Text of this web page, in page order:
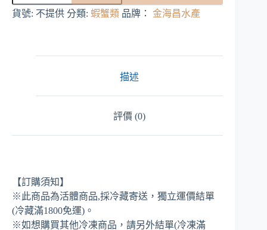
湖
數
貨號: 不提供 分類: 蝦蟹類 品牌： 金海昌水產
描述
評價 (0)
【訂購須知】
※此商品為活體商品,採冷藏寄送，獨立運價結單
(冷藏滿1800免運)。
※如想購買其他冷凍商品，請另外結單(冷凍滿